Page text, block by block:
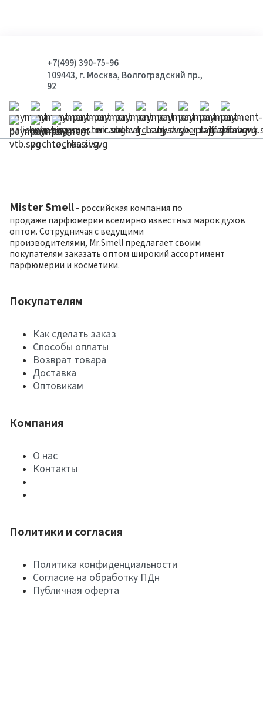
+7(499) 390-75-96
109443, г. Москва, Волгоградский пр.,
92
Mister Smell - российская компания по
продаже парфюмерии всемирно известных марок духов
оптом. Сотрудничая с ведущими
производителями, Mr.Smell предлагает своим
покупателям заказать оптом широкий ассортимент
парфюмерии и косметики.
Покупателям
Как сделать заказ
Способы оплаты
Возврат товара
Доставка
Оптовикам
Компания
О нас
Контакты
Политики и согласия
Политика конфиденциальности
Согласие на обработку ПДн
Публичная оферта